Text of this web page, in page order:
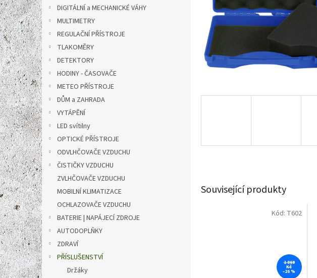
e
l
DIGITÁLNÍ a MECHANICKÉ VÁHY
MULTIMETRY
REGULAČNÍ PŘÍSTROJE
TLAKOMĚRY
DETEKTORY
HODINY - ČASOVAČE
METEO PŘÍSTROJE
DŮM a ZAHRADA
VYTÁPĚNÍ
LED svítilny
OPTICKÉ PŘÍSTROJE
ODVLHČOVAČE VZDUCHU
ČISTIČKY VZDUCHU
ZVLHČOVAČE VZDUCHU
MOBILNÍ KLIMATIZACE
OCHLAZOVAČE VZDUCHU
BATERIE | NAPÁJECÍ ZDROJE
AUTODOPLŇKY
ZDRAVÍ
PŘÍSLUŠENSTVÍ
Držáky
Související produkty
1 869
Kč
–26 %
Kód: T602